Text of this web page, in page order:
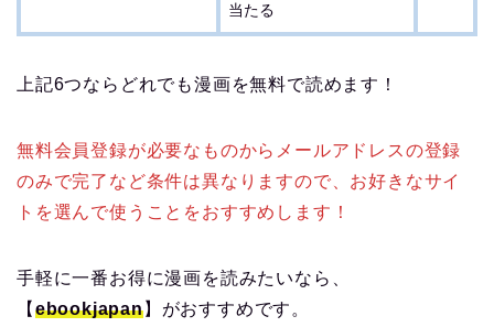
当たる
上記6つならどれでも漫画を無料で読めます！
無料会員登録が必要なものからメールアドレスの登録
のみで完了など条件は異なりますので、お好きなサイ
トを選んで使うことをおすすめします！
手軽に一番お得に漫画を読みたいなら、
【 ebookjapan】がおすすめです。